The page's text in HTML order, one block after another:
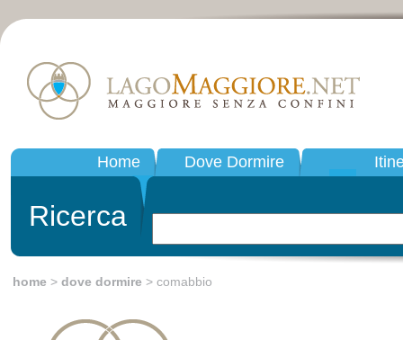
Home Dove Dormire
Ricerca
home > dove dormire > comabbio